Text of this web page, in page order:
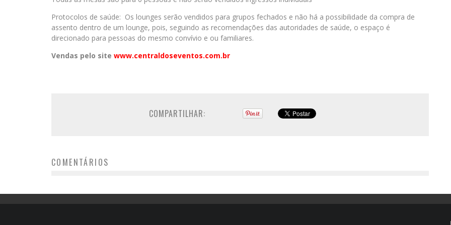
Protocolos de saúde: Os lounges serão vendidos para grupos fechados e não há a possibilidade da compra de
assento dentro de um lounge, pois, seguindo as recomendações das autoridades de saúde, o espaço é
direcionado para pessoas do mesmo convívio e ou familiares.
Vendas pelo site www.centraldoseventos.com.br
COMPARTILHAR:
COMENTÁRIOS